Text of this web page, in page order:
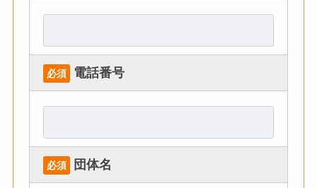
必須 電話番号
必須 団体名